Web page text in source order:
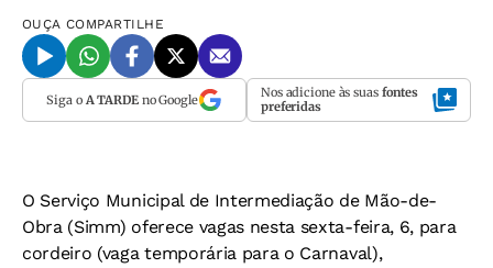
OUÇA COMPARTILHE
Siga o A TARDEno Google Nos adicione às suas fontes
preferidas
O Serviço Municipal de Intermediação de Mão-de-
Obra (Simm) oferece vagas nesta sexta-feira, 6, para
cordeiro (vaga temporária para o Carnaval),